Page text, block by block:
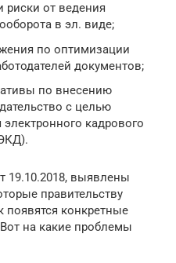
от ведения
в эл. виде;
по оптимизации
документов;
по внесению
с целью
кадрового
19.10.2018, выявлены
правительству
появятся конкретные
на какие проблемы